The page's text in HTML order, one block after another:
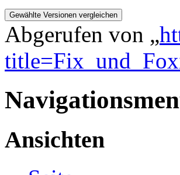
Abgerufen von „
Ansichten